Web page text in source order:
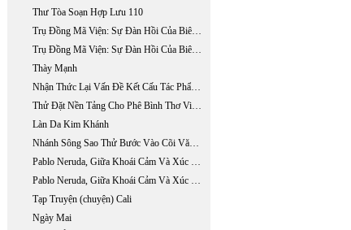
Thư Tòa Soạn Hợp Lưu 110
Trụ Đồng Mã Viện: Sự Đàn Hồi Của Biên Giới Đế Quốc Trung Hoa (phần 1 / 2)
Trụ Đồng Mã Viện: Sự Đàn Hồi Của Biên Giới Đế Quốc Trung Hoa (phần 2 / 2)
Thày Mạnh
Nhận Thức Lại Vấn Đề Kết Cấu Tác Phẩm Văn Học Dưới Góc Nhìn Cấu Trúc Luận
Thử Đặt Nền Tảng Cho Phê Bình Thơ Việt Đương Đại
Làn Da Kim Khánh
Nhánh Sông Sao Thử Bước Vào Cõi Văn Chương Của Trần Vũ
Pablo Neruda, Giữa Khoái Cảm Và Xúc Cảm (phần 1)
Pablo Neruda, Giữa Khoái Cảm Và Xúc Cảm (phần 2)
Tạp Truyện (chuyện) Cali
Ngày Mai